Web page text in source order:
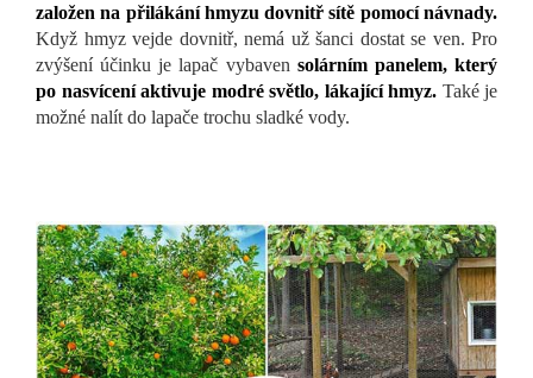
založen na přilákání hmyzu dovnitř sítě pomocí návnady.
Když hmyz vejde dovnitř, nemá už šanci dostat se ven. Pro
zvýšení účinku je lapač vybaven solárním panelem, který
po nasvícení aktivuje modré světlo, lákající hmyz. Také je
možné nalít do lapače trochu sladké vody.